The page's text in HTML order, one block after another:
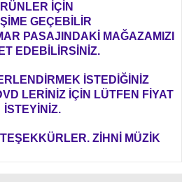
İÇİN
GEÇEBİLİR
PASAJINDAKİ MAĞAZAMIZI
EDEBİLİRSİNİZ.
İSTEDİĞİNİZ
LERİNİZ İÇİN LÜTFEN FİYAT
İSTEYİNİZ.
TEŞEKKÜRLER. ZİHNİ MÜZİK